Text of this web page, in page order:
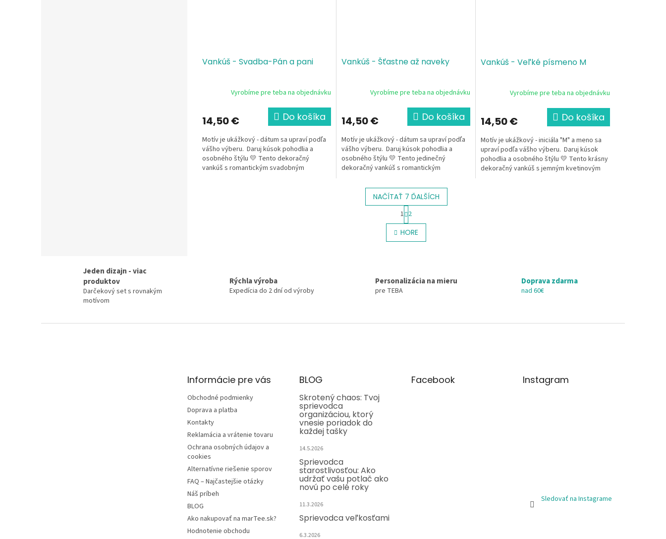
Vankúš - Svadba-Pán a pani
Vyrobíme pre teba na objednávku
14,50 € Do košíka
Motív je ukážkový - dátum sa upraví podľa
vášho výberu. Daruj kúsok pohodlia a
osobného štýlu 💛 Tento dekoračný
vankúš s romantickým svadobným
Vankúš - Šťastne až naveky
Vyrobíme pre teba na objednávku
14,50 € Do košíka
Motív je ukážkový - dátum sa upraví podľa
vášho výberu. Daruj kúsok pohodlia a
osobného štýlu 💛 Tento jedinečný
dekoračný vankúš s romantickým
Vankúš - Veľké písmeno M
Vyrobíme pre teba na objednávku
14,50 € Do košíka
Motív je ukážkový - iniciála "M" a meno sa
upraví podľa vášho výberu. Daruj kúsok
pohodlia a osobného štýlu 💛 Tento krásny
dekoračný vankúš s jemným kvetinovým
O
v
l
c
i
v
NAČÍTAŤ 7 ĎALŠÍCH
S
t
r
á
n
a
n
1 2
HORE
Jeden dizajn - viac
produktov
Darčekový set s rovnakým
motívom
Rýchla výroba
Expedícia do 2 dní od výroby
Personalizácia na mieru
pre TEBA
Doprava zdarma
nad 60€
Informácie pre vás
Obchodné podmienky
Doprava a platba
Kontakty
Reklamácia a vrátenie tovaru
Ochrana osobných údajov a
cookies
Alternatívne riešenie sporov
FAQ – Najčastejšie otázky
Náš príbeh
BLOG
Ako nakupovať na marTee.sk?
Hodnotenie obchodu
BLOG
Skrotený chaos: Tvoj
sprievodca
organizáciou, ktorý
vnesie poriadok do
každej tašky
14.5.2026
Sprievodca
starostlivosťou: Ako
udržať vašu potlač ako
novú po celé roky
11.3.2026
Sprievodca veľkosťami
6.3.2026
Facebook Instagram
Sledovať na Instagrame